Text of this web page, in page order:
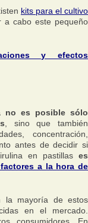
kits para el cultivo
a cabo este pequeño
y efectos
no es posible sólo
, sino que también
concentración,
antes de decidir si
en pastillas es
a la hora de
la mayoría de estos
en el mercado.